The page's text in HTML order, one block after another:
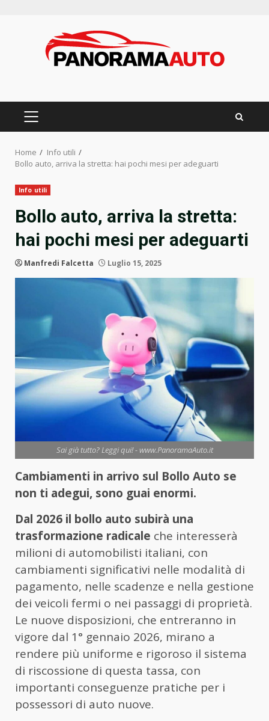
PRIMARY
Home
Info utili
Bollo auto, arriva la stretta: hai pochi mesi per adeguarti
Info utili
Bollo auto, arriva la stretta:
hai pochi mesi per adeguarti
Manfredi Falcetta Luglio 15, 2025
Sai già tutto? Leggi qui! - www.PanoramaAuto.it
Cambiamenti in arrivo sul Bollo Auto se
non ti adegui, sono guai enormi.
Dal 2026 il bollo auto subirà una
trasformazione radicale che interesserà
milioni di automobilisti italiani, con
cambiamenti significativi nelle modalità di
pagamento, nelle scadenze e nella gestione
dei veicoli fermi o nei passaggi di proprietà.
Le nuove disposizioni, che entreranno in
vigore dal 1° gennaio 2026, mirano a
rendere più uniforme e rigoroso il sistema
di riscossione di questa tassa, con
importanti conseguenze pratiche per i
possessori di auto nuove.